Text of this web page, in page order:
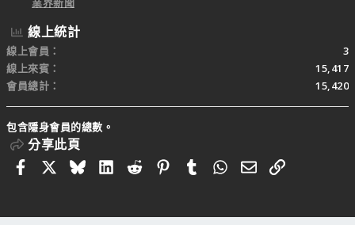
線上統計
線上會員
3
線上來賓
15,417
會員總計
15,420
包含隱身會員的總數。
分享此頁
FacebookBlueskyLinkedIn
RedditPinterestTumblrWhatsApp
電子郵件
連結